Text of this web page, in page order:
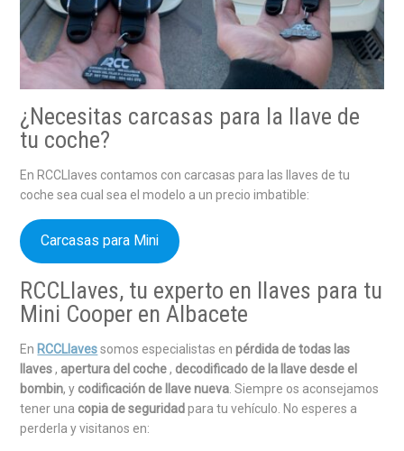
¿Necesitas carcasas para la llave de
tu coche?
En RCCLlaves contamos con carcasas para las llaves de tu
coche sea cual sea el modelo a un precio imbatible:
Carcasas para Mini
RCCLlaves, tu experto en llaves para tu
Mini Cooper en Albacete
En RCCLlavessomos especialistas enpérdida de todas las
llaves, apertura del coche, decodificado de la llave desde el
bombin, y codificación de llave nueva . Siempre os aconsejamos
tener una copia de seguridadpara tu vehículo. No esperes a
perderla y visitanos en: